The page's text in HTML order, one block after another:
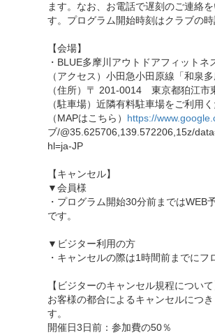
ます。なお、お電話で遅刻のご連絡
す。プログラム開始時刻はクラブの時
【会場】
・BLUE多摩川アウトドアフィット
（アクセス）小田急小田原線「和泉
（住所）〒 201-0014 東京都狛江市
（駐車場）近隣有料駐車場をご利用く
（MAPはこちら） https://
ブ/@35.625706,139.572206,15z/
hl=ja-JP
【キャンセル】
▼会員様
・プログラム開始30分前までは
です。
▼ビジター利用の方
・キャンセルの際は1時間前までに
【ビジターのキャンセル規程について
お客様の都合によるキャンセルにつ
す。
開催日3日前：参加費の50％